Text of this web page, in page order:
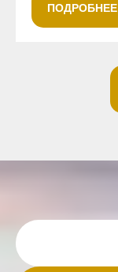
ПОДРОБНЕЕ